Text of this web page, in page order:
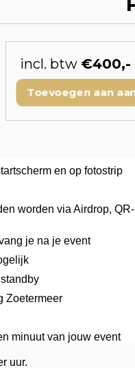
incl. btw €400,-
Toevoegen aan
en op fotostrip
worden via Airdrop, QR-
je na je event
Zoetermeer
minuut van jouw event
uur.